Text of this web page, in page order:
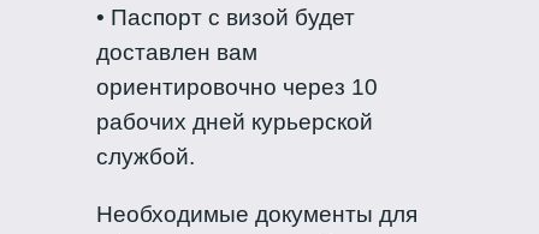
• Паспорт с визой будет
доставлен вам
ориентировочно через 10
рабочих дней курьерской
службой.
Необходимые документы для